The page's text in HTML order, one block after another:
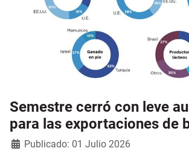
Semestre cerró con leve
para las exportaciones de
DetallesPublicado: 01 Julio 2026